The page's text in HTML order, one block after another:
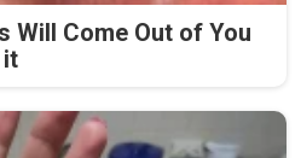
Will Come Out of You
it